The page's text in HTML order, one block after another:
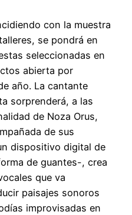
con la muestra
se pondrá en
seleccionadas en
abierta por
año. La cantante
sorprenderá, a las
de Noza Orus,
de sus
dispositivo digital de
de guantes-, crea
que va
paisajes sonoros
improvisadas en